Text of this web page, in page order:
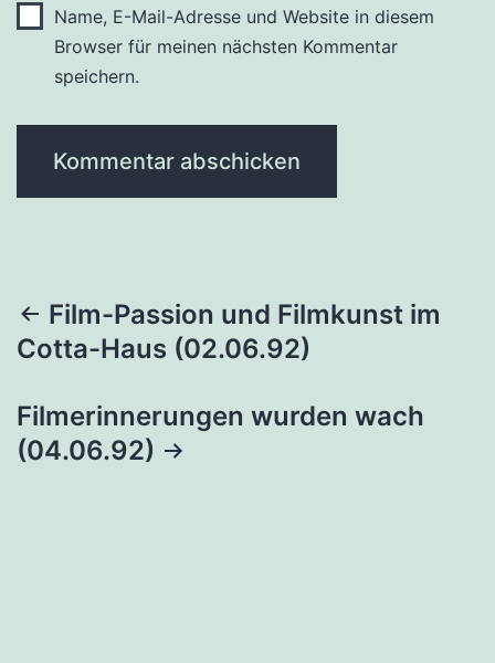
Name, E-Mail-Adresse und Website in diesem
Browser für meinen nächsten Kommentar
speichern.
Beitragsnavigation
Film-Passion und Filmkunst im
Cotta-Haus (02.06.92)
Filmerinnerungen wurden wach
(04.06.92)